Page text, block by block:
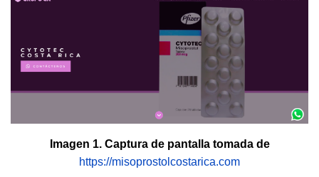
Imagen 1. Captura de pantalla tomada de
https://misoprostolcostarica.com